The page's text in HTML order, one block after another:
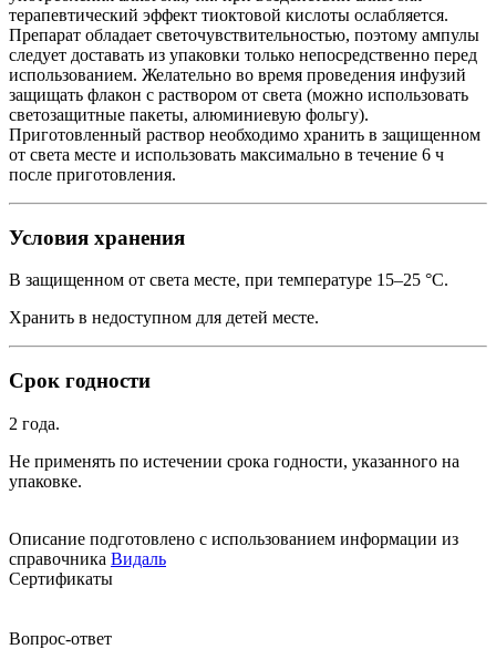
терапевтический эффект тиоктовой кислоты ослабляется.
Препарат обладает светочувствительностью, поэтому ампулы
следует доставать из упаковки только непосредственно перед
использованием. Желательно во время проведения инфузий
защищать флакон с раствором от света (можно использовать
светозащитные пакеты, алюминиевую фольгу).
Приготовленный раствор необходимо хранить в защищенном
от света месте и использовать максимально в течение 6 ч
после приготовления.
Условия хранения
В защищенном от света месте, при температуре 15–25 °C.
Хранить в недоступном для детей месте.
Срок годности
2 года.
Не применять по истечении срока годности, указанного на
упаковке.
Описание подготовлено с использованием информации из
справочника Видаль
Сертификаты
Вопрос-ответ